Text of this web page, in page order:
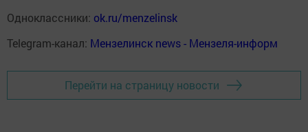
Одноклассники: ok.ru/menzelinsk
Telegram-канал: Мензелинск news - Мензеля-информ
Перейти на страницу новости